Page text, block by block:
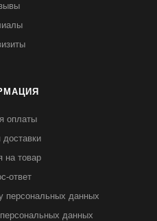
оплаты
доставки
на товар
ответ
персональных данных
данных